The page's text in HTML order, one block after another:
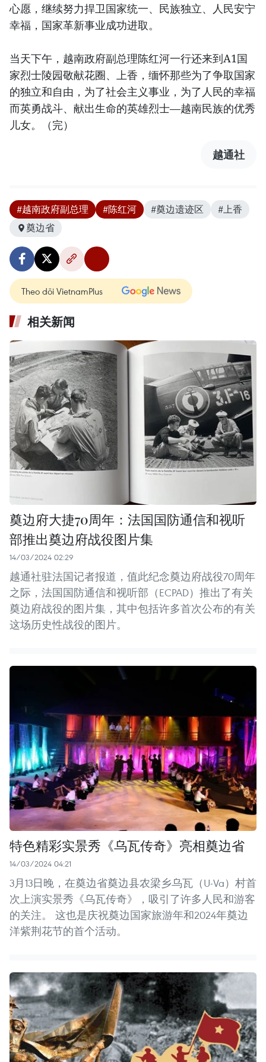
心愿，继续努力捍卫国家统一、民族独立、人民安宁
幸福，国家革新事业成功进取。
当天下午，越南政府副总理陈红河一行还来到A1国
家烈士陵园敬献花圈、上香，缅怀那些为了争取国家
的独立和自由，为了社会主义事业，为了人民的幸福
而英勇战斗、献出生命的英雄烈士—越南民族的优秀
儿女。（完）
越通社
#越南政府副总理 #陈红河 #奠边遗迹区
#上香
奠边省
Theo dõi VietnamPlus
相关新闻
奠边府大捷70周年：法国国防通信和视听
部推出奠边府战役图片集
14/03/2024 02:29
越通社驻法国记者报道，值此纪念奠边府战役70周年
之际，法国国防通信和视听部（ECPAD）推出了有关
奠边府战役的图片集，其中包括许多首次公布的有关
这场历史性战役的图片。
特色精彩实景秀《乌瓦传奇》亮相奠边省
14/03/2024 04:21
3月13日晚，在奠边省奠边县农梁乡乌瓦（U-Va）村首
次上演实景秀《乌瓦传奇》，吸引了许多人民和游客
的关注。 这也是庆祝奠边国家旅游年和2024年奠边
洋紫荆花节的首个活动。